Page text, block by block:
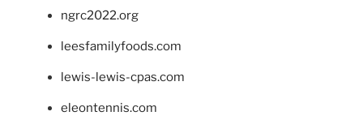
ngrc2022.org
leesfamilyfoods.com
lewis-lewis-cpas.com
eleontennis.com